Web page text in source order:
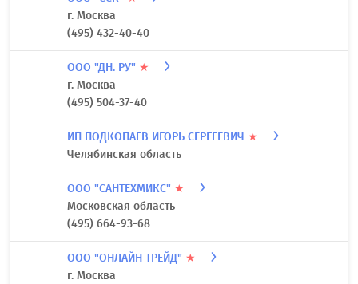
г. Москва
(495) 432-40-40
ООО "ДН. РУ" ★
г. Москва
(495) 504-37-40
ИП ПОДКОПАЕВ ИГОРЬ СЕРГЕЕВИЧ ★
Челябинская область
ООО "САНТЕХМИКС" ★
Московская область
(495) 664-93-68
ООО "ОНЛАЙН ТРЕЙД" ★
г. Москва